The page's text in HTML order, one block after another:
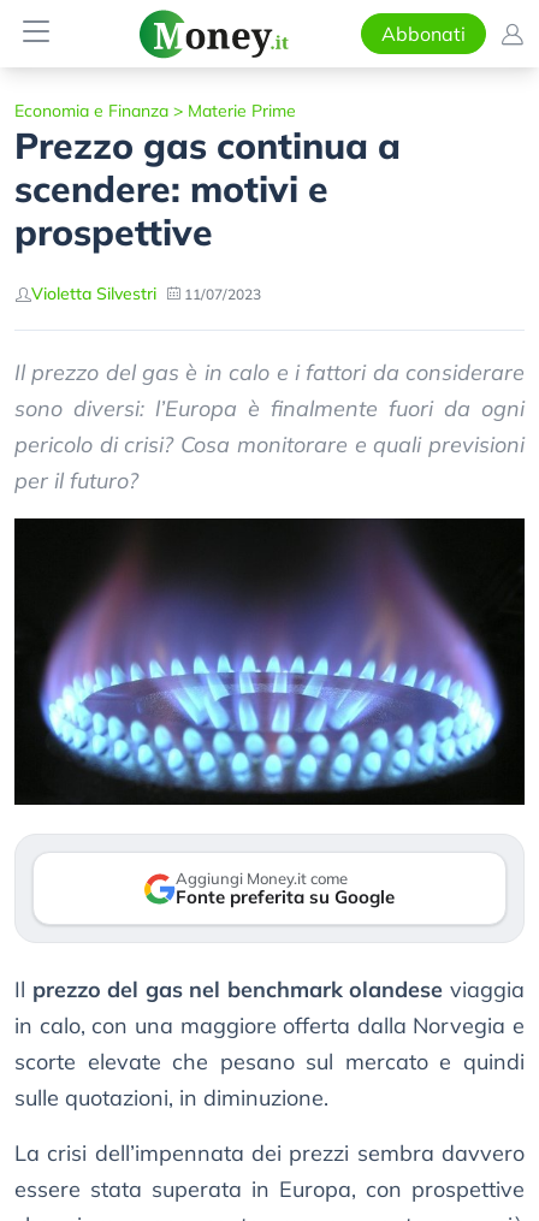
Abbonati
Economia e Finanza > Materie Prime
Prezzo gas continua a
scendere: motivi e
prospettive
Violetta Silvestri 11/07/2023
Il prezzo del gas è in calo e i fattori da considerare
sono diversi: l’Europa è finalmente fuori da ogni
pericolo di crisi? Cosa monitorare e quali previsioni
per il futuro?
Aggiungi Money.it come
Fonte preferita su Google
Il prezzo del gas nel benchmark olandese viaggia
in calo, con una maggiore offerta dalla Norvegia e
scorte elevate che pesano sul mercato e quindi
sulle quotazioni, in diminuzione.
La crisi dell’impennata dei prezzi sembra davvero
essere stata superata in Europa, con prospettive